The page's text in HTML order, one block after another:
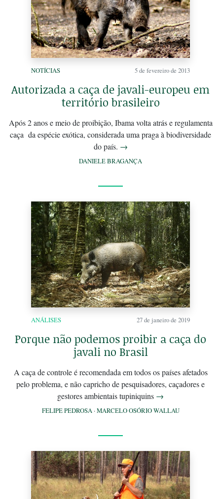
NOTÍCIAS 5 de fevereiro de 2013
Autorizada a caça de javali-europeu em
território brasileiro
Após 2 anos e meio de proibição, Ibama volta atrás e regulamenta
caça da espécie exótica, considerada uma praga à biodiversidade
do país. →
DANIELE BRAGANÇA
ANÁLISES 27 de janeiro de 2019
Porque não podemos proibir a caça do
javali no Brasil
A caça de controle é recomendada em todos os países afetados
pelo problema, e não capricho de pesquisadores, caçadores e
gestores ambientais tupiniquins →
FELIPE PEDROSA·MARCELO OSÓRIO WALLAU